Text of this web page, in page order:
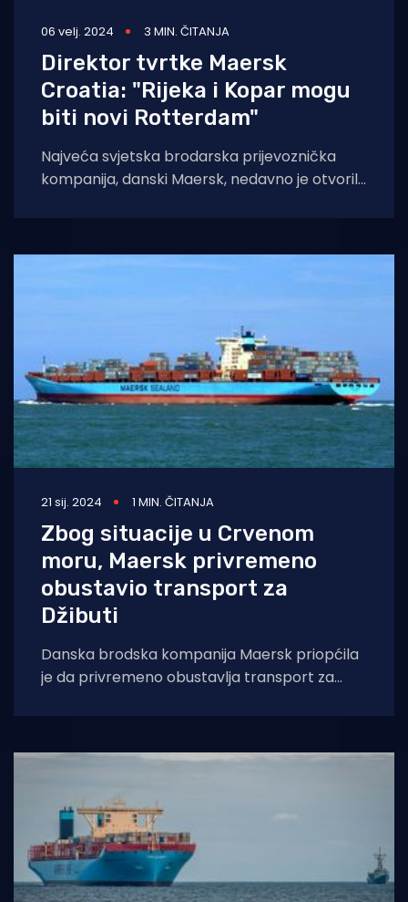
06 velj. 2024 3 MIN. ČITANJA
Direktor tvrtke Maersk
Croatia: "Rijeka i Kopar mogu
biti novi Rotterdam"
Najveća svjetska brodarska prijevoznička
kompanija, danski Maersk, nedavno je otvorila
Kukuljanovo. Taj svjetski gigant ima
21 sij. 2024 1 MIN. ČITANJA
Zbog situacije u Crvenom
moru, Maersk privremeno
obustavio transport za
Džibuti
Danska brodska kompanija Maersk priopćila
je da privremeno obustavlja transport za
istočne Afrike i